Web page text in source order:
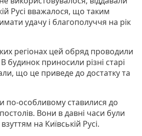
Русі вважалося, що таким
удачу і благополуччя на рік
регіонах цей обряд проводили
будинок приносили різні старі
що це приведе до достатку та
по-особливому ставилися до
Вони в давні часи були
на Київській Русі.